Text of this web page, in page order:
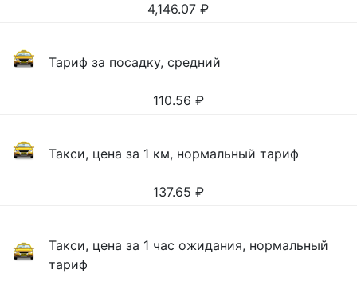
4,146.07 ₽
Тариф за посадку, средний
110.56 ₽
Такси, цена за 1 км, нормальный тариф
137.65 ₽
Такси, цена за 1 час ожидания, нормальный
тариф